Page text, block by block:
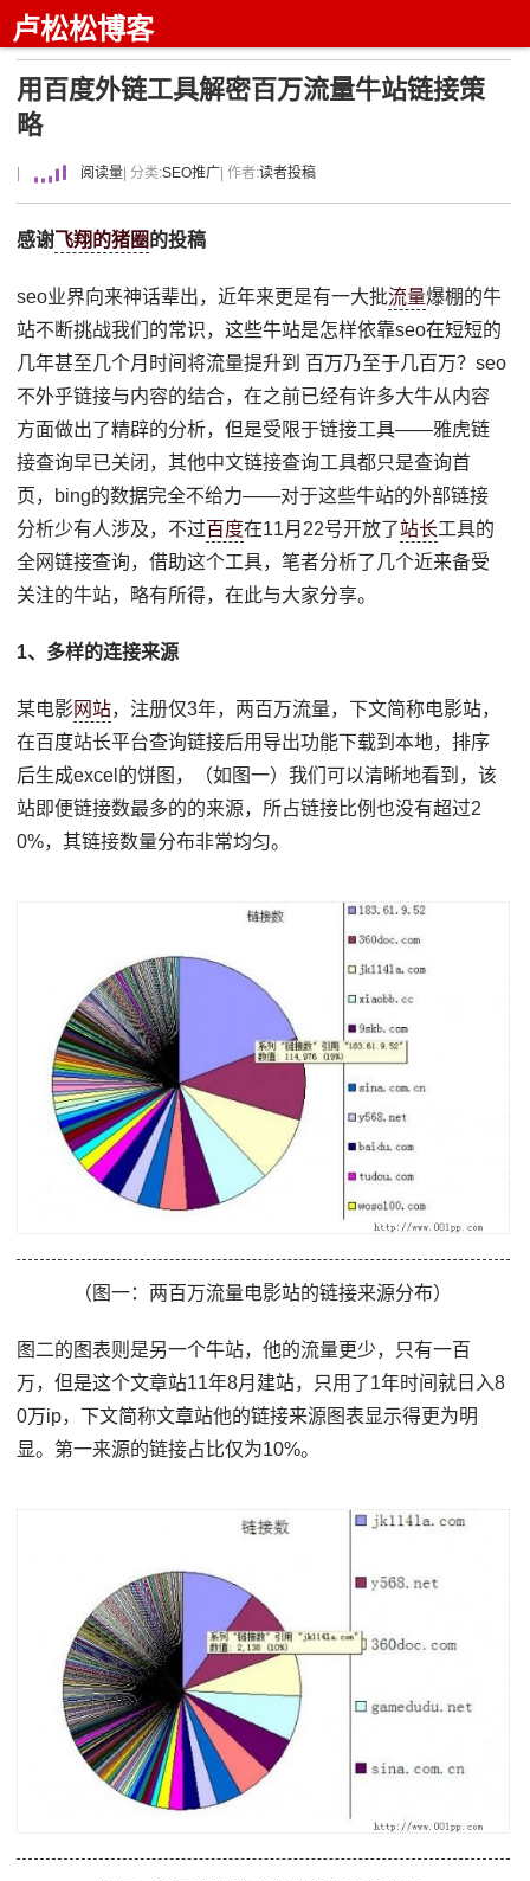
卢松松博客
用百度外链工具解密百万流量牛站链接策
略
阅读量 | 分类:SEO推广 | 作者:读者投稿
感谢飞翔的猪圈的投稿
seo业界向来神话辈出，近年来更是有一大批流量爆棚的牛
站不断挑战我们的常识，这些牛站是怎样依靠seo在短短的
几年甚至几个月时间将流量提升到 百万乃至于几百万？seo
不外乎链接与内容的结合，在之前已经有许多大牛从内容
方面做出了精辟的分析，但是受限于链接工具——雅虎链
接查询早已关闭，其他中文链接查询工具都只是查询首
页，bing的数据完全不给力——对于这些牛站的外部链接
分析少有人涉及，不过百度在11月22号开放了站长工具的
全网链接查询，借助这个工具，笔者分析了几个近来备受
关注的牛站，略有所得，在此与大家分享。
1、多样的连接来源
某电影网站，注册仅3年，两百万流量，下文简称电影站，
在百度站长平台查询链接后用导出功能下载到本地，排序
后生成excel的饼图，（如图一）我们可以清晰地看到，该
站即便链接数最多的的来源，所占链接比例也没有超过2
0%，其链接数量分布非常均匀。
（图一：两百万流量电影站的链接来源分布）
图二的图表则是另一个牛站，他的流量更少，只有一百
万，但是这个文章站11年8月建站，只用了1年时间就日入8
0万ip，下文简称文章站他的链接来源图表显示得更为明
显。第一来源的链接占比仅为10%。